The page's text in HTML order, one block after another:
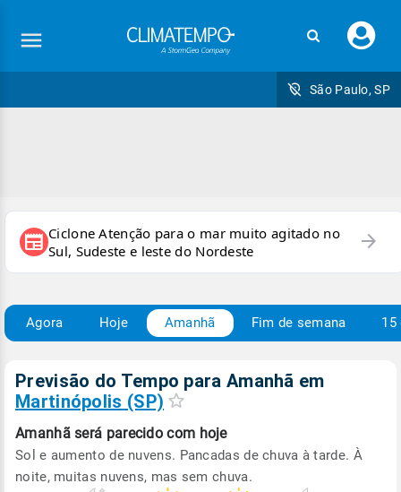
seu
São Paulo, SP
newspaper Ciclone Atenção para o mar muito agitado no
Sul, Sudeste e leste do Nordeste
arrow_forward
Agora Hoje Amanhã Fim de semana 15
Previsão do Tempo para Amanhã em
Martinópolis (SP)
Amanhã será parecido com hoje
Sol e aumento de nuvens. Pancadas de chuva à tarde. À
noite, muitas nuvens, mas sem chuva.